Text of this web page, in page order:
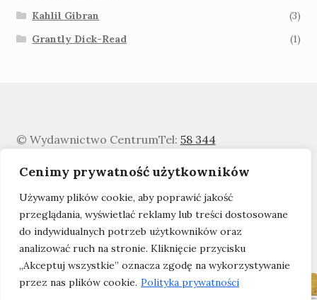
Cenimy prywatność użytkowników
Używamy plików cookie, aby poprawić jakość
przeglądania, wyświetlać reklamy lub treści dostosowane
do indywidualnych potrzeb użytkowników oraz
analizować ruch na stronie. Kliknięcie przycisku
„Akceptuj wszystkie” oznacza zgodę na wykorzystywanie
przez nas plików cookie. Polityka prywatności
Kahlil Gibran
(3)
Grantly Dick-Read
(1)
© Wydawnictwo CentrumTel: 58 344
Polityka prywatności